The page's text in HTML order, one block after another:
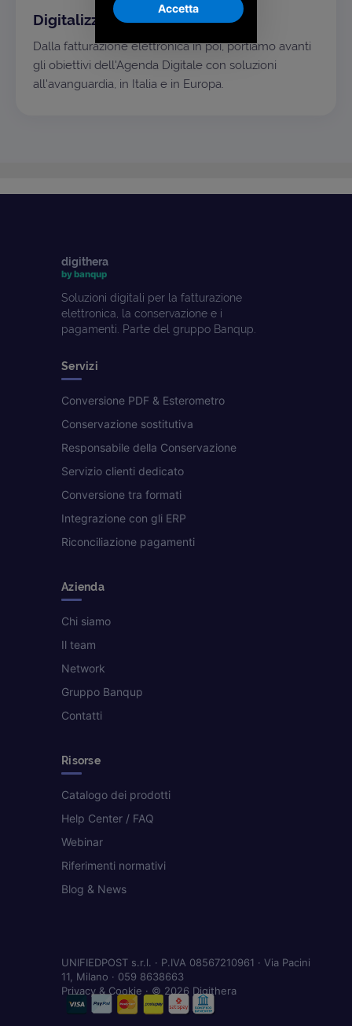
Digitalizzazione come missione
Dalla fatturazione elettronica in poi, portiamo avanti
gli obiettivi dell'Agenda Digitale con soluzioni
all'avanguardia, in Italia e in Europa.
digithera
by banqup
Soluzioni digitali per la fatturazione
elettronica, la conservazione e i
pagamenti. Parte del gruppo Banqup.
Servizi
Conversione PDF & Esterometro
Conservazione sostitutiva
Responsabile della Conservazione
Servizio clienti dedicato
Conversione tra formati
Integrazione con gli ERP
Riconciliazione pagamenti
Azienda
Chi siamo
Il team
Network
Gruppo Banqup
Contatti
Risorse
Catalogo dei prodotti
Help Center / FAQ
Webinar
Riferimenti normativi
Blog & News
UNIFIEDPOST s.r.l. · P.IVA 08567210961 · Via Pacini
11, Milano · 059 8638663
Privacy & Cookie · © 2026 Digithera
Accetta